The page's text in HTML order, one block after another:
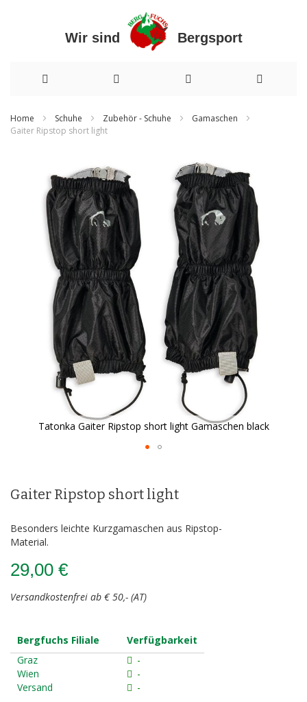
Wir sind Bergsport
zum
Home Schuhe Zubehör - Schuhe
Gamaschen
Gaiter Ripstop short light
Bildergalerie
springen
Tatonka Gaiter Ripstop short light Gamaschen black
der
Gaiter Ripstop short light
Besonders leichte Kurzgamaschen aus Ripstop-
Material.
29,00 €
Versandkostenfrei ab € 50,- (AT)
Bergfuchs Filiale
Verfügbarkeit
Graz
-
Wien
-
Versand
-